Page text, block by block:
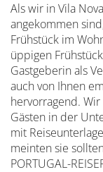
Als wir in Vila
angekommen
Frühstück im
üppigen
Gastgeberin als
auch von Ihnen
hervorragend.
Gästen in der
mit
meinten sie
PORTUGAL-